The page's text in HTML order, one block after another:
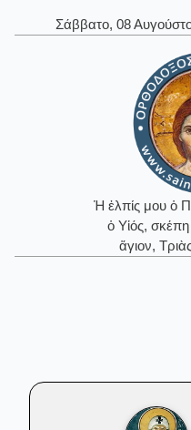
Σάββατο, 08
Ἡ ἐλπίς μου ὁ
ὁ Υἱός,
ἅγιον,